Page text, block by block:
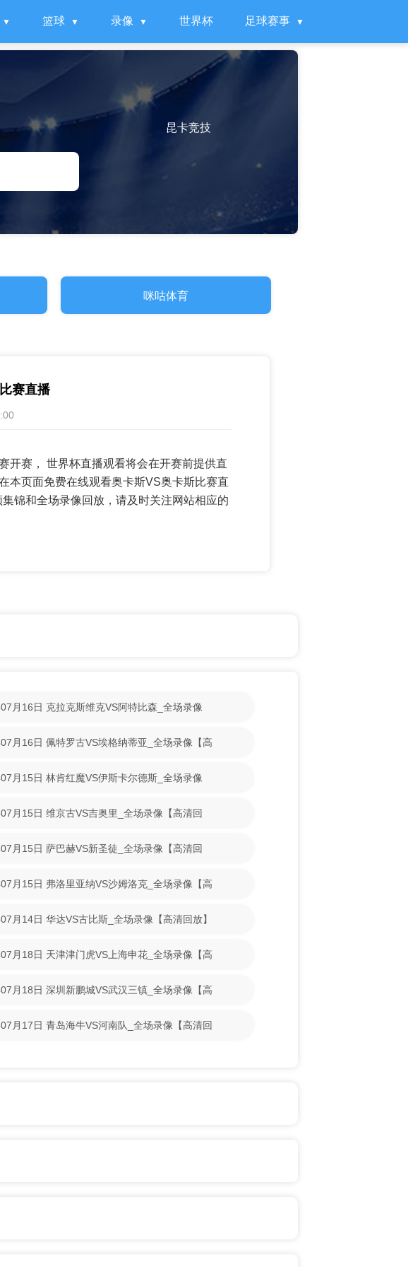
篮球 录像 世界杯 足球赛事
昆卡竞技
咪咕体育
赛直播
开赛， 世界杯直播观看将会在开赛前提供直
本页面免费在线观看奥卡斯VS奥卡斯比赛直
锦和全场录像回放，请及时关注网站相应的
月16日 克拉克斯维克VS阿特比森_全场录像
月16日 佩特罗古VS埃格纳蒂亚_全场录像【高
月15日 林肯红魔VS伊斯卡尔德斯_全场录像
月15日 维京古VS吉奥里_全场录像【高清回
月15日 萨巴赫VS新圣徒_全场录像【高清回
月15日 弗洛里亚纳VS沙姆洛克_全场录像【高
月14日 华达VS古比斯_全场录像【高清回放】
月18日 天津津门虎VS上海申花_全场录像【高
月18日 深圳新鹏城VS武汉三镇_全场录像【高
月17日 青岛海牛VS河南队_全场录像【高清回